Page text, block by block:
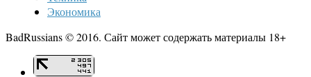
Экономика
BadRussians © 2016. Сайт может содержать материалы 18+